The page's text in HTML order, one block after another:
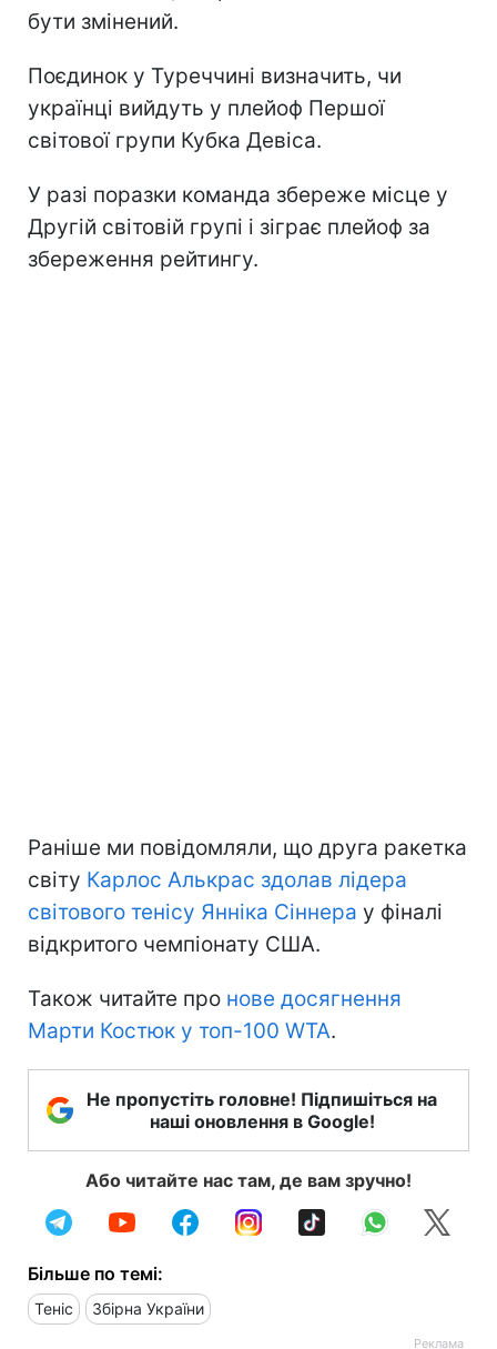
бути змінений.
Поєдинок у Туреччині визначить, чи
українці вийдуть у плейоф Першої
світової групи Кубка Девіса.
У разі поразки команда збереже місце у
Другій світовій групі і зіграє плейоф за
збереження рейтингу.
Раніше ми повідомляли, що друга ракетка
світу Карлос Алькрас здолав лідера
світового тенісу Янніка Сіннера у фіналі
відкритого чемпіонату США.
Також читайте про нове досягнення
Марти Костюк у топ-100 WTA.
Не пропустіть головне! Підпишіться на
наші оновлення в Google!
Або читайте нас там, де вам зручно!
Більше по темі:
Теніс Збірна України